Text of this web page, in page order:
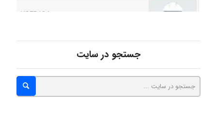
abolfazlkoshehe
جستجو در سایت